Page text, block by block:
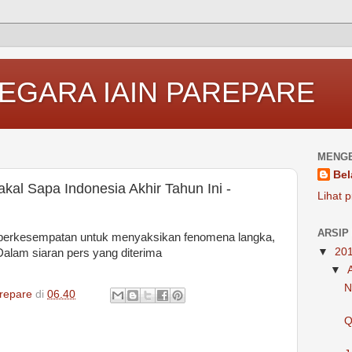
IAIN PAREPARE
Sapa Indonesia Akhir Tahun Ini -
untuk menyaksikan fenomena langka,
siaran pers yang diterima
di 06.40
Lihat
ARSIP
▼
▼